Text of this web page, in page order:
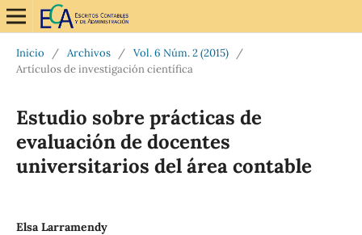
Inicio / Archivos / Vol. 6 Núm. 2 (2015)
/
Artículos de investigación científica
Estudio sobre prácticas de
evaluación de docentes
universitarios del área contable
Elsa Larramendy